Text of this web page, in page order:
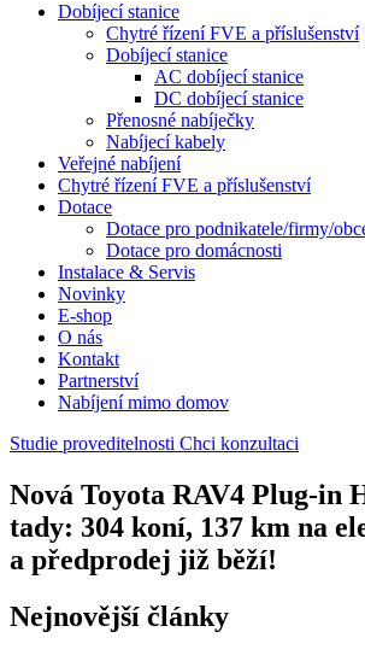
Dobíjecí stanice
Chytré řízení FVE a příslušenství
Dobíjecí stanice
AC dobíjecí stanice
DC dobíjecí stanice
Přenosné nabíječky
Nabíjecí kabely
Veřejné nabíjení
Chytré řízení FVE a příslušenství
Dotace
Dotace pro podnikatele/firmy/
Dotace pro domácnosti
Instalace & Servis
Novinky
E-shop
O nás
Kontakt
Partnerství
Nabíjení mimo domov
Studie proveditelnosti Chci konzultaci
Nová Toyota RAV4 Plug-in
tady: 304 koní, 137 km na
a předprodej již běží!
Nejnovější články